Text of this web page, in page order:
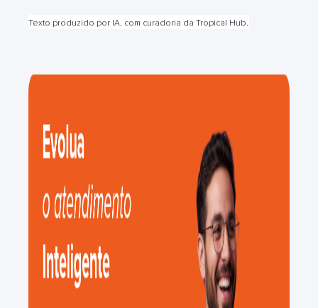
Texto produzido por IA, com curadoria da Tropical Hub.